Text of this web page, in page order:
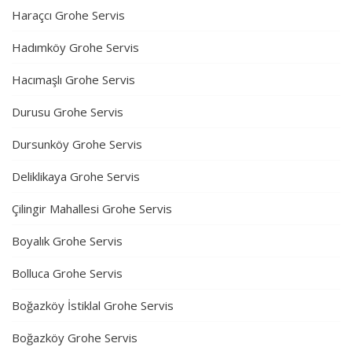
Haraçcı Grohe Servis
Hadımköy Grohe Servis
Hacımaşlı Grohe Servis
Durusu Grohe Servis
Dursunköy Grohe Servis
Deliklikaya Grohe Servis
Çilingir Mahallesi Grohe Servis
Boyalık Grohe Servis
Bolluca Grohe Servis
Boğazköy İstiklal Grohe Servis
Boğazköy Grohe Servis